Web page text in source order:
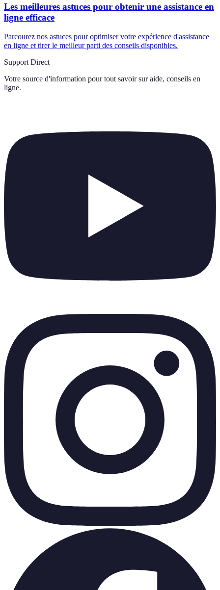
Les meilleures astuces pour obtenir une assistance en
ligne efficace
Parcourez nos astuces pour optimiser votre expérience d'assistance
en ligne et tirer le meilleur parti des conseils disponibles.
Support Direct
Votre source d'information pour tout savoir sur aide, conseils en
ligne.